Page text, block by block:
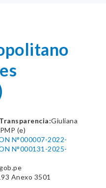
Giuliana
(e)
N°000007-2022-
N°000131-2025-
Anexo 3501